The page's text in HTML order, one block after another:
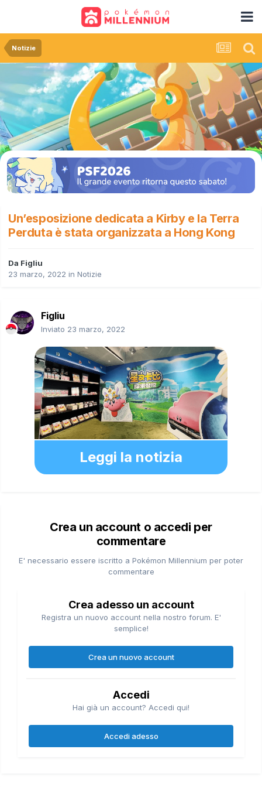
Notizie
Un’esposizione dedicata a Kirby e la Terra
Perduta è stata organizzata a Hong Kong
Da Figliu
23 marzo, 2022 in Notizie
Figliu
Inviato 23 marzo, 2022
Leggi la notizia
Crea un account o accedi per
commentare
E' necessario essere iscritto a Pokémon Millennium per poter
commentare
Crea adesso un account
Registra un nuovo account nella nostro forum. E'
semplice!
Crea un nuovo account
Accedi
Hai già un account? Accedi qui!
Accedi adesso